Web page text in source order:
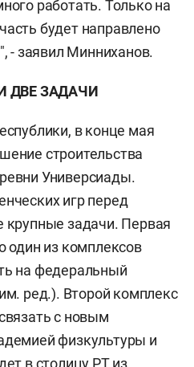
работать. Только на
будет направлено
- заявил Минниханов.
ДВЕ ЗАДАЧИ
в конце мая
строительства
Универсиады.
игр перед
крупные задачи. Первая
один из комплексов
на федеральный
ред.). Второй комплекс
с новым
физкультуры и
в столицу РТ из